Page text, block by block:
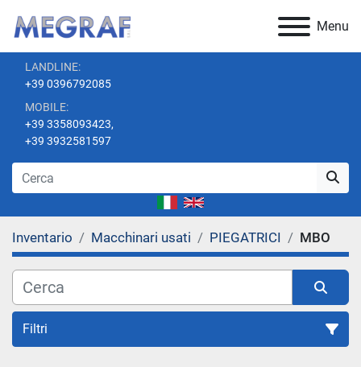
Menu
LANDLINE:
+39 0396792085
MOBILE:
+39 3358093423,
+39 3932581597
Inventario Macchinari usati PIEGATRICI MBO
Filtri